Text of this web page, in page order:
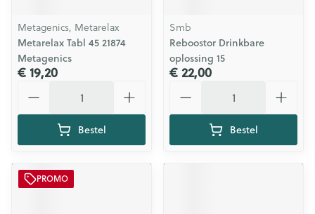
Metagenics, Metarelax
Metarelax Tabl 45 21874
Metagenics
€ 19,20
Bestel
Smb
Reboostor Drinkbare
oplossing 15
€ 22,00
Bestel
PROMO